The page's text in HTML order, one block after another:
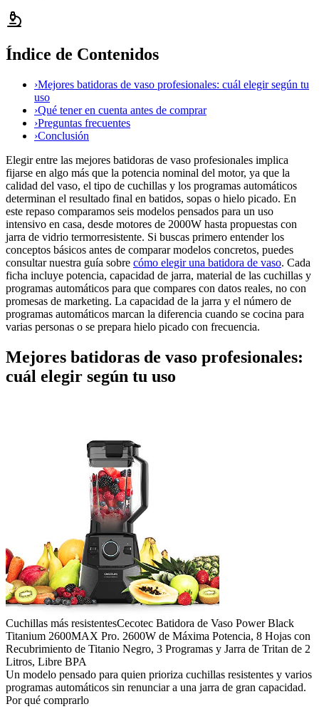
Índice de Contenidos
›Mejores batidoras de vaso profesionales: cuál elegir según tu
uso
›Qué tener en cuenta antes de comprar
›Preguntas frecuentes
›Conclusión
Elegir entre las mejores batidoras de vaso profesionales implica
fijarse en algo más que la potencia nominal del motor, ya que la
calidad del vaso, el tipo de cuchillas y los programas automáticos
determinan el resultado final en batidos, sopas o hielo picado. En
este repaso comparamos seis modelos pensados para un uso
intensivo en casa, desde motores de 2000W hasta propuestas con
jarra de vidrio termorresistente. Si buscas primero entender los
conceptos básicos antes de comparar modelos concretos, puedes
consultar nuestra guía sobre cómo elegir una batidora de vaso. Cada
ficha incluye potencia, capacidad de jarra, material de las cuchillas y
programas automáticos para que compares con datos reales, no con
promesas de marketing. La capacidad de la jarra y el número de
programas automáticos marcan la diferencia cuando se cocina para
varias personas o se prepara hielo picado con frecuencia.
Mejores batidoras de vaso profesionales:
cuál elegir según tu uso
Cuchillas más resistentesCecotec Batidora de Vaso Power Black
Titanium 2600MAX Pro. 2600W de Máxima Potencia, 8 Hojas con
Recubrimiento de Titanio Negro, 3 Programas y Jarra de Tritan de 2
Litros, Libre BPA
Un modelo pensado para quien prioriza cuchillas resistentes y varios
programas automáticos sin renunciar a una jarra de gran capacidad.
Por qué comprarlo